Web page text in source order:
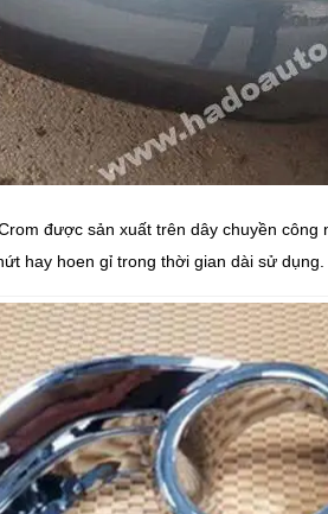
được sản xuất trên dây chuyền công
hay hoen gỉ trong thời gian dài sử dụng.